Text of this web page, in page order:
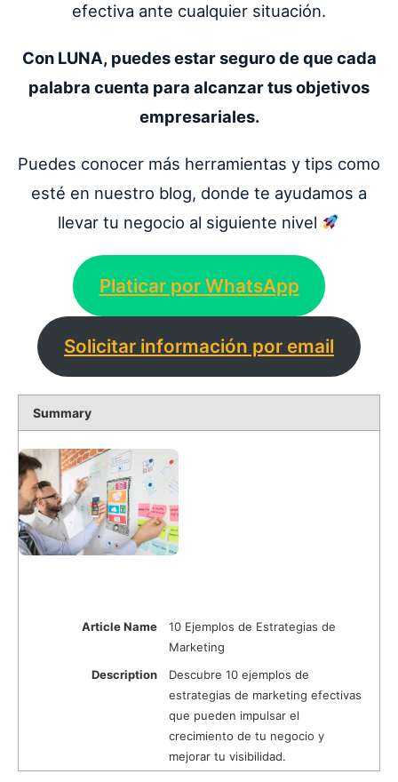
efectiva ante cualquier situación.
Con LUNA, puedes estar seguro de que cada
palabra cuenta para alcanzar tus objetivos
empresariales.
Puedes conocer más herramientas y tips como
esté en nuestro blog, donde te ayudamos a
llevar tu negocio al siguiente nivel
Platicar por WhatsApp
Solicitar información por email
Summary
Article Name
10 Ejemplos de Estrategias de
Marketing
Description
Descubre 10 ejemplos de
estrategias de marketing efectivas
que pueden impulsar el
crecimiento de tu negocio y
mejorar tu visibilidad.